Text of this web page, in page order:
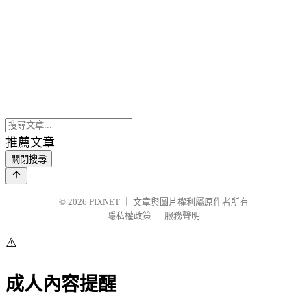
推薦文章
關閉搜尋
© 2026 PIXNET
文章與圖片權利屬原作者所有
隱私權政策
服務聲明
⚠️
成人內容提醒